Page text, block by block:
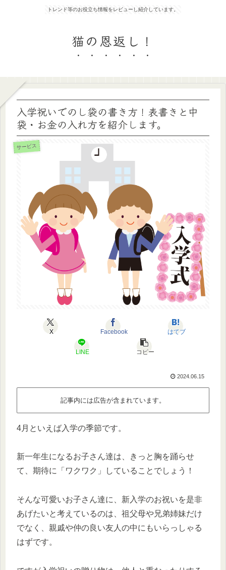
トレンド等のお役立ち情報をレビューし紹介しています。
猫の恩返し！
入学祝いでのし袋の書き方！表書きと中
袋・お金の入れ方を紹介します。
サービス
X Facebook はてブ
LINE コピー
2024.06.15
記事内には広告が含まれています。
4月といえば入学の季節です。
新一年生になるお子さん達は、きっと胸を踊らせ
て、期待に「ワクワク」していることでしょう！
そんな可愛いお子さん達に、新入学のお祝いを是非
あげたいと考えているのは、祖父母や兄弟姉妹だけ
でなく、親戚や仲の良い友人の中にもいらっしゃる
はずです。